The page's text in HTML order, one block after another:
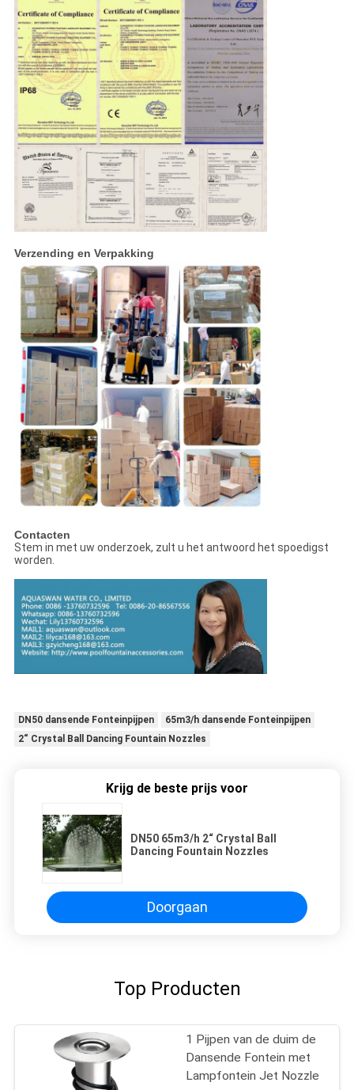
Verzending en Verpakking
Contacten
Stem in met uw onderzoek, zult u het antwoord het spoedigst
worden.
DN50 dansende Fonteinpijpen
65m3/h dansende Fonteinpijpen
2“ Crystal Ball Dancing Fountain Nozzles
Krijg de beste prijs voor
DN50 65m3/h 2“ Crystal Ball
Dancing Fountain Nozzles
Doorgaan
Top Producten
1 Pijpen van de duim de
Dansende Fontein met
Lampfontein Jet Nozzle